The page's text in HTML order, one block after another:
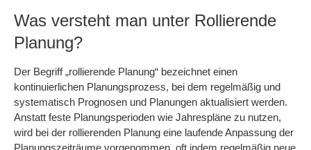
Was versteht man unter Rollierende
Planung?
Der Begriff „rollierende Planung“ bezeichnet einen
kontinuierlichen Planungsprozess, bei dem regelmäßig und
systematisch Prognosen und Planungen aktualisiert werden.
Anstatt feste Planungsperioden wie Jahrespläne zu nutzen,
wird bei der rollierenden Planung eine laufende Anpassung der
Planungszeiträume vorgenommen, oft indem regelmäßig neue